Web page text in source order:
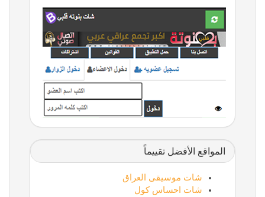
المواقع الأفضل تقييماً
شات موسيقى العراق
شات احساس كول